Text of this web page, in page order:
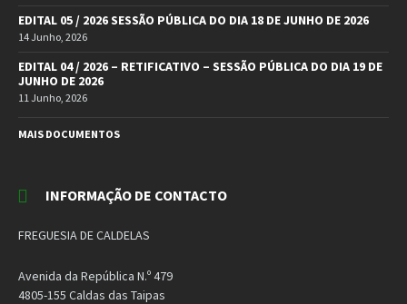
EDITAL 05 / 2026 SESSÃO PÚBLICA DO DIA 18 DE JUNHO DE 2026
14 Junho, 2026
EDITAL 04 / 2026 – RETIFICATIVO – SESSÃO PÚBLICA DO DIA 19 DE
JUNHO DE 2026
11 Junho, 2026
MAIS DOCUMENTOS
INFORMAÇÃO DE CONTACTO
FREGUESIA DE CALDELAS
Avenida da República N.º 479
4805-155 Caldas das Taipas